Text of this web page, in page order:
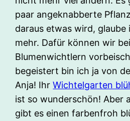
paar angeknabberte
daraus etwas wird,
mehr. Dafür können wir
Blumenwichtlern
begeistert bin ich ja von
Anja! IhrWichtelgarten
ist so wunderschön! Aber
gibt es einen farbenfroh